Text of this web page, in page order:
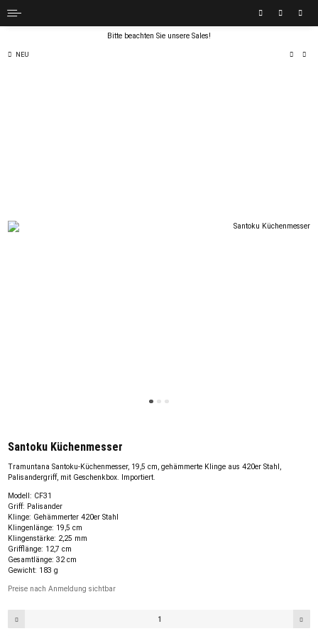
Bitte beachten Sie unsere Sales!
NEU
Santoku Küchenmesser
Tramuntana Santoku-Küchenmesser, 19,5 cm, gehämmerte Klinge aus 420er Stahl,
Palisandergriff, mit Geschenkbox. Importiert.
Modell: CF31
Griff: Palisander
Klinge: Gehämmerter 420er Stahl
Klingenlänge: 19,5 cm
Klingenstärke: 2,25 mm
Grifflänge: 12,7 cm
Gesamtlänge: 32 cm
Gewicht: 183 g
Preise nach Anmeldung sichtbar